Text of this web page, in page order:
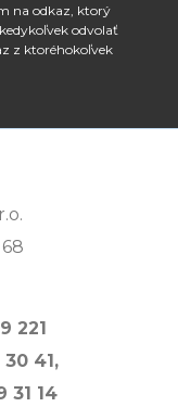
na odkaz, ktorý
odvolať
z ktoréhokoľvek
221
41,
14